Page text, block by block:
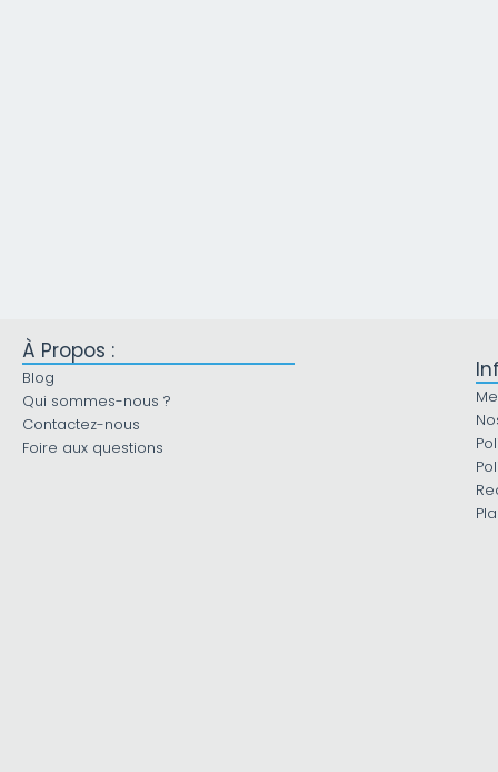
À Propos :
Blog
Qui sommes-nous ?
Contactez-nous
Foire aux questions